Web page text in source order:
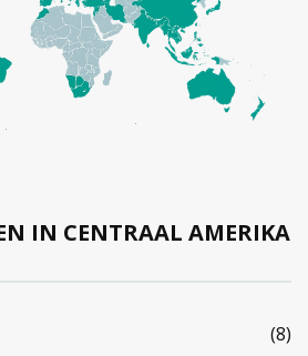
IN CENTRAAL AMERIKA
(8)